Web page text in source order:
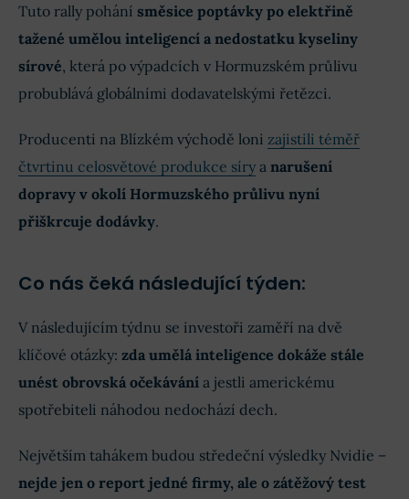
Tuto rally pohání směsice poptávky po elektřině
tažené umělou inteligencí a nedostatku kyseliny
sírové, která po výpadcích v Hormuzském průlivu
probublává globálními dodavatelskými řetězci.
Producenti na Blízkém východě loni zajistili téměř
čtvrtinu celosvětové produkce síry a narušení
dopravy v okolí Hormuzského průlivu nyní
přiškrcuje dodávky.
Co nás čeká následující týden:
V následujícím týdnu se investoři zaměří na dvě
klíčové otázky: zda umělá inteligence dokáže stále
unést obrovská očekávání a jestli americkému
spotřebiteli náhodou nedochází dech.
Největším tahákem budou středeční výsledky Nvidie –
nejde jen o report jedné firmy, ale o zátěžový test